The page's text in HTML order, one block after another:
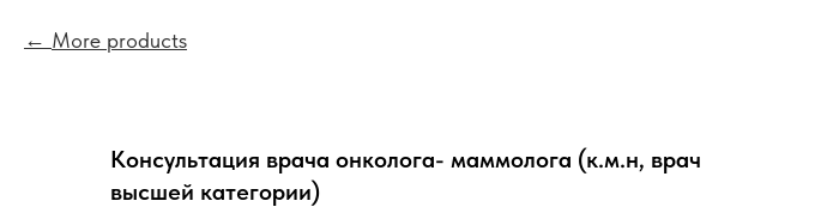
More products
Консультация врача онколога- маммолога (к.м.н, врач
высшей категории)